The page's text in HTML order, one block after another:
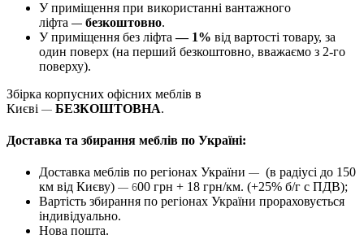
У приміщення при використанні вантажного
ліфта — безкоштовно.
У приміщення без ліфта— 1% від вартості товару, за
один поверх (на перший безкоштовно, вважаємо з 2-го
поверху).
Збірка корпусних офісних меблів в
Києві — БЕЗКОШТОВНА.
Доставка та збирання меблів по Україні:
Доставка меблів по регіонах України — (в радіусі до 150
км від Києву) — 600 грн + 18 грн/км. (+25% б/г с ПДВ);
Вартість збирання по регіонах України прораховується
індивідуально.
Нова пошта.